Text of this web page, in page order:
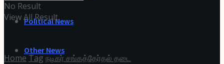
Political News
Other News
No Result
View All Result
Home Tag நடிகர் சங்கத்தேர்தல் தடை